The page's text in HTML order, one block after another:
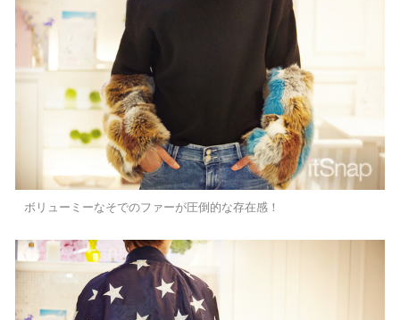
ボリューミーなそでのファーが圧倒的な存在感！